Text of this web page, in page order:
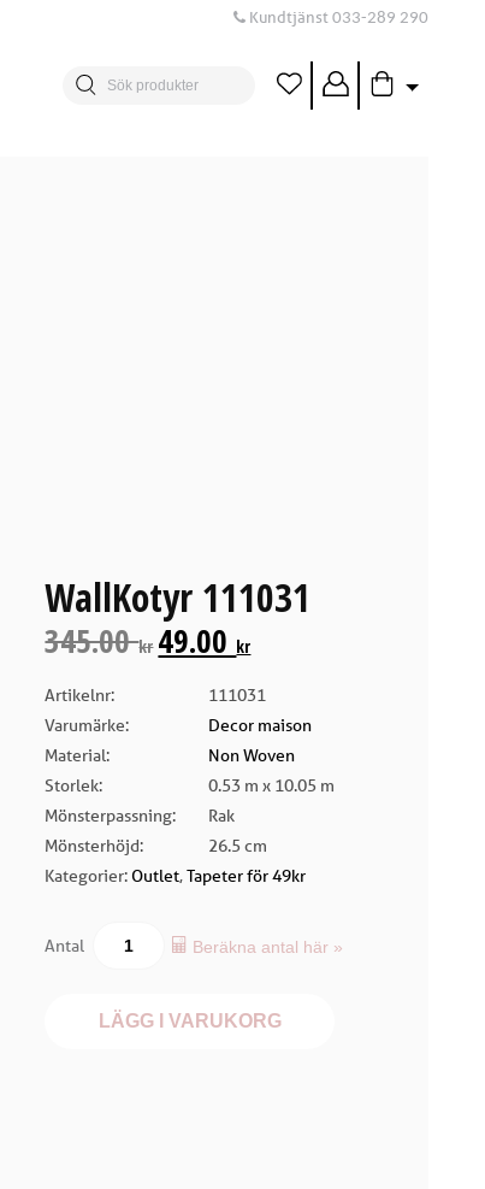
Kundtjänst 033-289 290
WallKotyr 111031
345.00kr 49.00 kr
Artikelnr:
111031
Varumärke:
Decor maison
Material:
Non Woven
Storlek:
0.53 m x 10.05 m
Mönsterpassning:
Rak
Mönsterhöjd:
26.5 cm
Kategorier: Outlet,Tapeter för 49kr
Antal Beräkna antal här »
LÄGG I VARUKORG